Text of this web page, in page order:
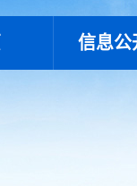
信息公